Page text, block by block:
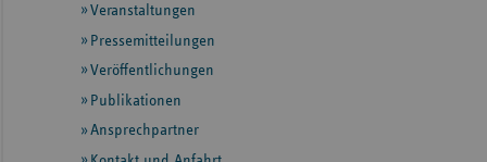
weiteren
Informationen
Veranstaltungen
Pressemitteilungen
Veröffentlichungen
Publikationen
Ansprechpartner